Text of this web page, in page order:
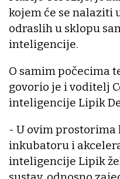
kojem će se nalaziti
odraslih u sklopu
inteligencije.
O samim počecima
govorio je i voditelj
inteligencije Lipik
- U ovim prostorima
inkubatoru i
inteligencije Lipik